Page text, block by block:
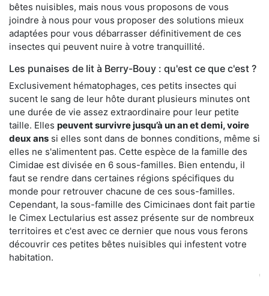
bêtes nuisibles, mais nous vous proposons de vous
joindre à nous pour vous proposer des solutions mieux
adaptées pour vous débarrasser définitivement de ces
insectes qui peuvent nuire à votre tranquillité.
Les punaises de lit à Berry-Bouy : qu'est ce que c'est ?
Exclusivement hématophages, ces petits insectes qui
sucent le sang de leur hôte durant plusieurs minutes ont
une durée de vie assez extraordinaire pour leur petite
taille. Elles peuvent survivre jusqu’à un an et demi, voire
deux ans si elles sont dans de bonnes conditions, même si
elles ne s'alimentent pas. Cette espèce de la famille des
Cimidae est divisée en 6 sous-familles. Bien entendu, il
faut se rendre dans certaines régions spécifiques du
monde pour retrouver chacune de ces sous-familles.
Cependant, la sous-famille des Cimicinaes dont fait partie
le Cimex Lectularius est assez présente sur de nombreux
territoires et c'est avec ce dernier que nous vous ferons
découvrir ces petites bêtes nuisibles qui infestent votre
habitation.